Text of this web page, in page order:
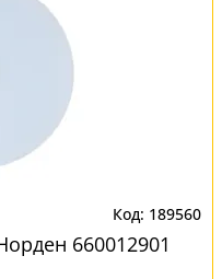
189560
660012901